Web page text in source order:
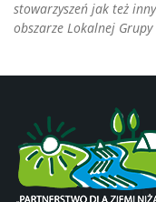
stowarzyszeń jak też
obszarze Lokalnej Grupy